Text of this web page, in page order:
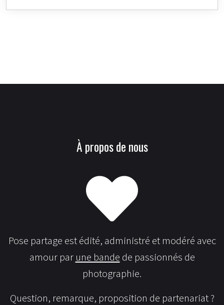
À propos de nous
Pose partage est édité, administré et modéré avec
amour par une bande de passionnés de
photographie.
Question, remarque, proposition de partenariat ?